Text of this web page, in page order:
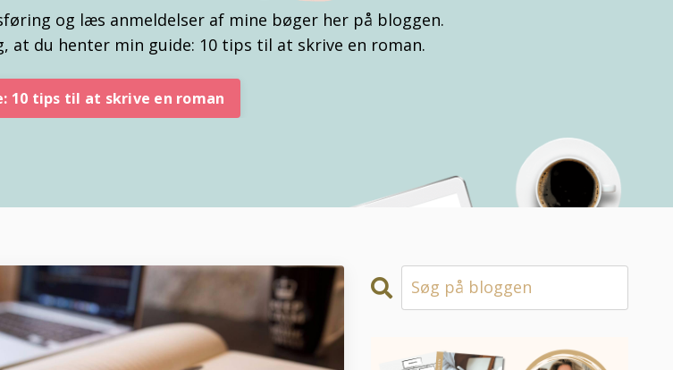
og læs anmeldelser af mine bøger her på bloggen.
at du henter min guide: 10 tips til at skrive en roman.
10 tips til at skrive en roman